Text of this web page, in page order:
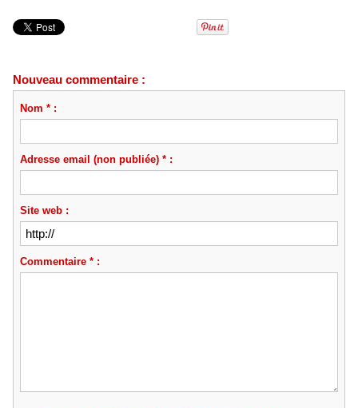
Nouveau commentaire :
Nom * :
Adresse email (non publiée) * :
Site web :
Commentaire * :